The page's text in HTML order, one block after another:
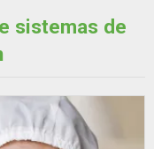
sistemas de